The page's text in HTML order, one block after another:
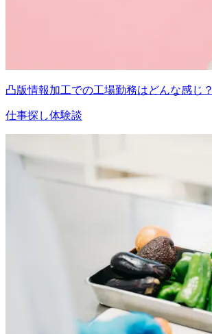
凸版情報加工での工場勤務はどんな感じ？
仕事探し体験談